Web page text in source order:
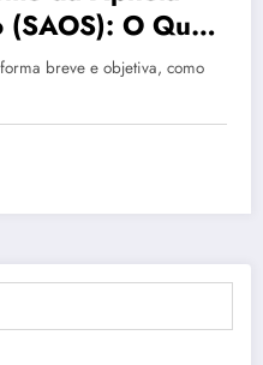
O Que
Tipos de
breve e objetiva, como